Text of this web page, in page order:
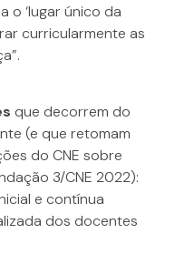
o ‘lugar único da
curricularmente as
que decorrem do
(e que retomam
do CNE sobre
3/CNE 2022):
e contínua
dos docentes